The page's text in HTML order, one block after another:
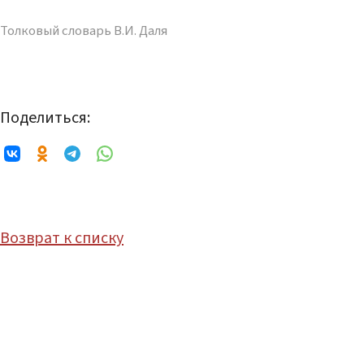
Толковый словарь В.И. Даля
Поделиться:
Возврат к списку